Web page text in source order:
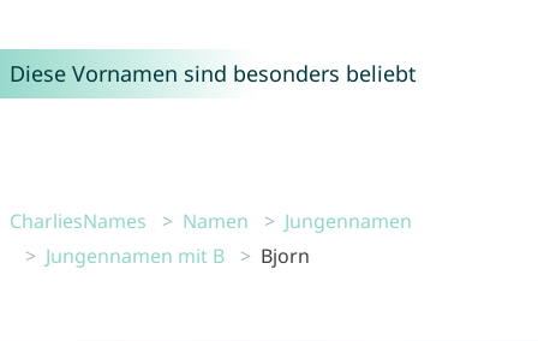
Diese Vornamen sind besonders beliebt
CharliesNames Namen
Jungennamen
Jungennamen mit B
Bjorn